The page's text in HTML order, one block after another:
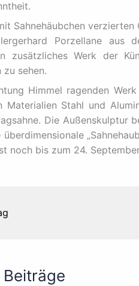
Sahnehäubchen
Porzellane aus
zusätzliches Werk der
zu sehen.
Himmel ragenden
Materialien Stahl und
Die Außenskulptur
überdimensionale
noch bis zum 24.